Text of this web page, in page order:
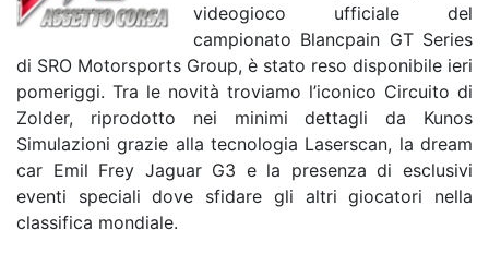
videogioco ufficiale del
campionato Blancpain GT Series
di SRO Motorsports Group, è stato reso disponibile ieri
pomeriggi. Tra le novità troviamo l’iconico Circuito di
Zolder, riprodotto nei minimi dettagli da Kunos
Simulazioni grazie alla tecnologia Laserscan, la dream
car Emil Frey Jaguar G3 e la presenza di esclusivi
eventi speciali dove sfidare gli altri giocatori nella
classifica mondiale.